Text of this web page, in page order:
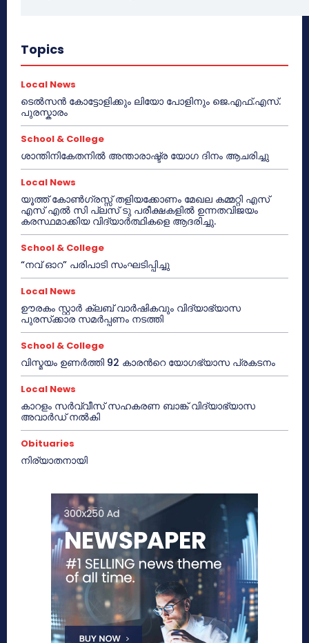
Topics
Local News
ടെൽസൻ കോട്ടോളിക്കും ലിയോ പോളിനും ജെ.എഫ്.എസ്.
പുരസ്കാരം
School & College
ശാന്തിനികേതനിൽ അന്താരാഷ്ട്ര യോഗ ദിനം ആചരിച്ചു
Local News
യൂത്ത് കോൺഗ്രസ്സ് തളിയക്കോണം മേഖല കമ്മറ്റി എസ്
എസ് എൽ സി പ്ലസ് ടു പരീക്ഷകളിൽ ഉന്നതവിജയം
കരസ്ഥമാക്കിയ വിദ്യാർത്ഥികളെ ആദരിച്ചു.
School & College
“നവ് ഓറ” പരിപാടി സംഘടിപ്പിച്ചു
Local News
ഊരകം സ്റ്റാർ ക്ലബ് വാർഷികവും വിദ്യാഭ്യാസ
പുരസ്‌ക്കാര സമർപ്പണം നടത്തി
School & College
വിസ്മയം ഉണർത്തി 92 കാരൻറെ യോഗഭ്യാസ പ്രകടനം
Local News
കാറളം സർവ്വീസ് സഹകരണ ബാങ്ക് വിദ്യാഭ്യാസ
അവാർഡ് നൽകി
Obituaries
നിര്യാതനായി